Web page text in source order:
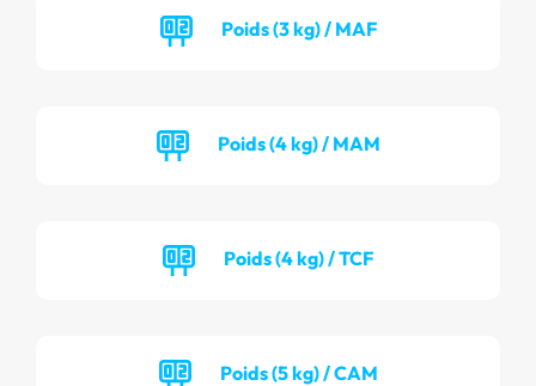
Poids (3 kg) / MAF
Poids (4 kg) / MAM
Poids (4 kg) / TCF
Poids (5 kg) / CAM